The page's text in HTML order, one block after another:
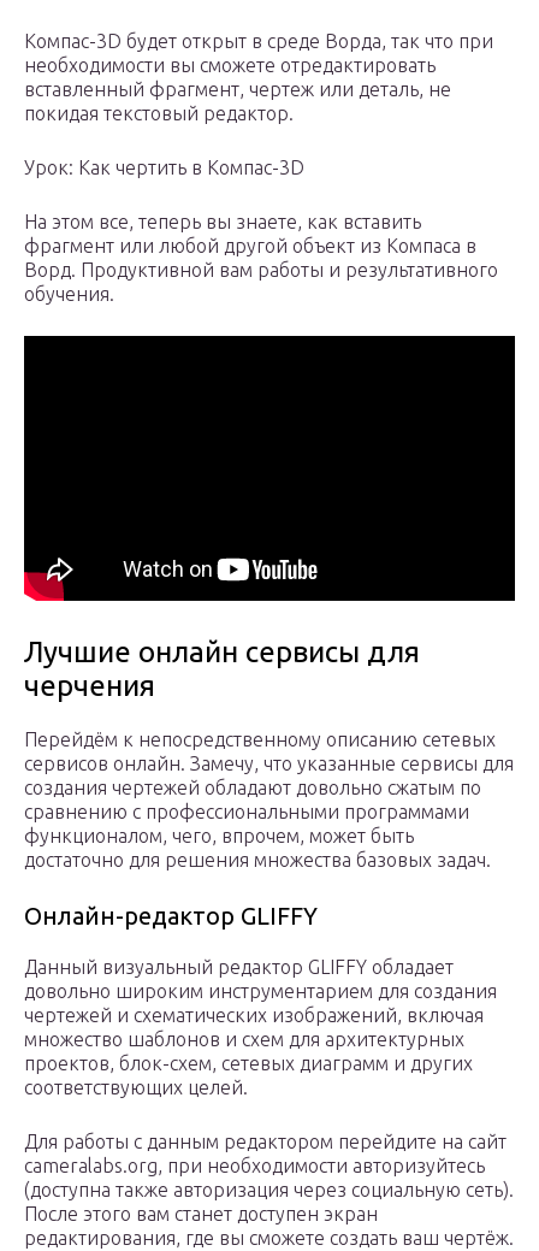
Компас-3D будет открыт в среде Ворда, так что при
необходимости вы сможете отредактировать
вставленный фрагмент, чертеж или деталь, не
покидая текстовый редактор.
Урок: Как чертить в Компас-3D
На этом все, теперь вы знаете, как вставить
фрагмент или любой другой объект из Компаса в
Ворд. Продуктивной вам работы и результативного
обучения.
Лучшие онлайн сервисы для
черчения
Перейдём к непосредственному описанию сетевых
сервисов онлайн. Замечу, что указанные сервисы для
создания чертежей обладают довольно сжатым по
сравнению с профессиональными программами
функционалом, чего, впрочем, может быть
достаточно для решения множества базовых задач.
Онлайн-редактор GLIFFY
Данный визуальный редактор GLIFFY обладает
довольно широким инструментарием для создания
чертежей и схематических изображений, включая
множество шаблонов и схем для архитектурных
проектов, блок-схем, сетевых диаграмм и других
соответствующих целей.
Для работы с данным редактором перейдите на сайт
cameralabs.org, при необходимости авторизуйтесь
(доступна также авторизация через социальную сеть).
После этого вам станет доступен экран
редактирования, где вы сможете создать ваш чертёж.